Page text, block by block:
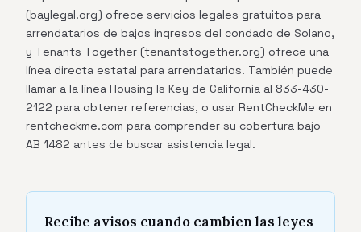
(baylegal.org) ofrece servicios legales gratuitos para
arrendatarios de bajos ingresos del condado de Solano,
y Tenants Together (tenantstogether.org) ofrece una
línea directa estatal para arrendatarios. También puede
llamar a la línea Housing Is Key de California al 833-430-
2122 para obtener referencias, o usar RentCheckMe en
rentcheckme.com para comprender su cobertura bajo
AB 1482 antes de buscar asistencia legal.
Recibe avisos cuando cambien las leyes